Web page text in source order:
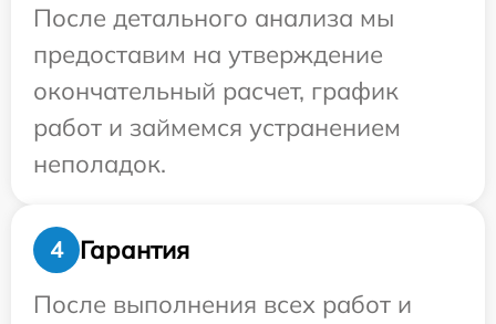
После детального анализа мы
предоставим на утверждение
окончательный расчет, график
работ и займемся устранением
неполадок.
4
Гарантия
После выполнения всех работ и